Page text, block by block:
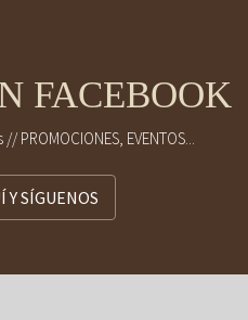
FACEBOOK
EVENTOS...
Y SÍGUENOS